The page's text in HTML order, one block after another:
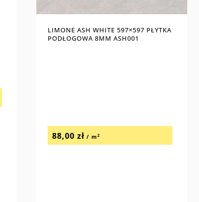
LIMONE ASH WHITE 597×597 PŁYTKA
PODŁOGOWA 8MM ASH001
88,00zł / m2